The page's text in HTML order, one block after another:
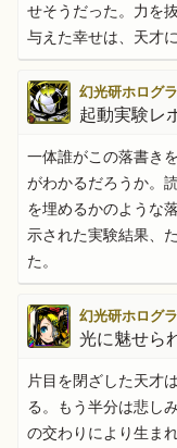
せそうだった。力を
与えた幸せは、天才
幻光研ホログ
起動実験レ
一体誰がこの落書き
がわかるだろうか。
を埋めるかのような
示された実験結果、
た。
幻光研ホログ
光に魅せら
片目を閉ざした天才
る。もう半分は悲し
の交わりにより生ま